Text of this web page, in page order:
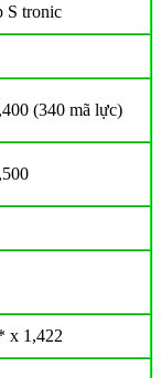
S tronic
(340 mã lực)
x 1,422